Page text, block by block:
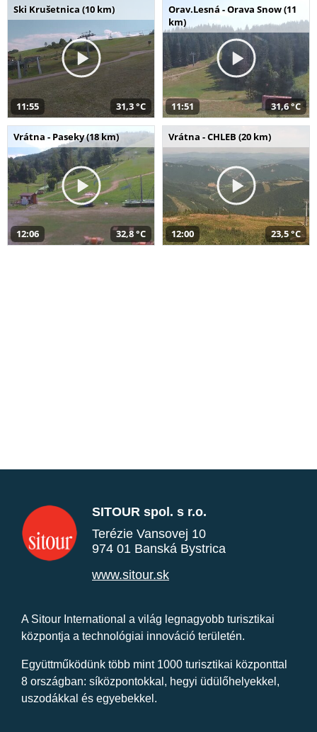
Ski Krušetnica (10 km)
11:55 31,3 °C
Orav.Lesná - Orava Snow (11
km)
11:51 31,6 °C
Vrátna - Paseky (18 km)
12:06 32,8 °C
Vrátna - CHLEB (20 km)
12:00 23,5 °C
SITOUR spol. s r.o.
Terézie Vansovej 10
974 01 Banská Bystrica
www.sitour.sk
A Sitour International a világ legnagyobb turisztikai
központja a technológiai innováció területén.
Együttműködünk több mint 1000 turisztikai központtal
8 országban: síközpontokkal, hegyi üdülőhelyekkel,
uszodákkal és egyebekkel.